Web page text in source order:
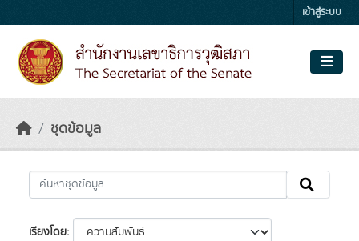
เข้าสู่ระบบ
ชุดข้อมูล
เรียงโดย